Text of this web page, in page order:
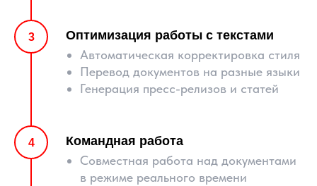
Оптимизация работы с текстами
Автоматическая корректировка стиля
Перевод документов на разные языки
Генерация пресс-релизов и статей
Командная работа
Совместная работа над документами
в режиме реального времени